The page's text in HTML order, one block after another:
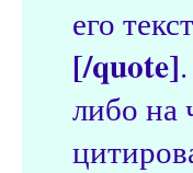
его
[/quote]
либо на